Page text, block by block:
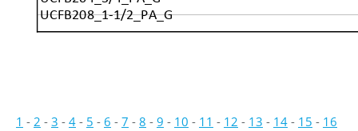
UCFB208_1-1/2_PA_G
1 - 2 - 3 - 4 - 5 - 6 - 7 - 8 - 9 - 10 - 11 - 12 - 13 - 14 - 15 - 16